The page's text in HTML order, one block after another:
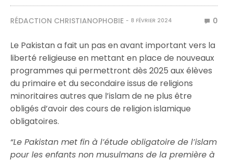
RÉDACTION CHRISTIANOPHOBIE 8 FÉVRIER 2024 0
Le Pakistan a fait un pas en avant important vers la
liberté religieuse en mettant en place de nouveaux
programmes qui permettront dès 2025 aux élèves
du primaire et du secondaire issus de religions
minoritaires autres que l’islam de ne plus être
obligés d’avoir des cours de religion islamique
obligatoires.
“Le Pakistan met fin à l’étude obligatoire de l’islam
pour les enfants non musulmans de la première à